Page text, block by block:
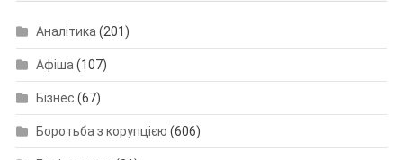
Аналітика (201)
Афіша (107)
Бізнес (67)
Боротьба з корупцією (606)